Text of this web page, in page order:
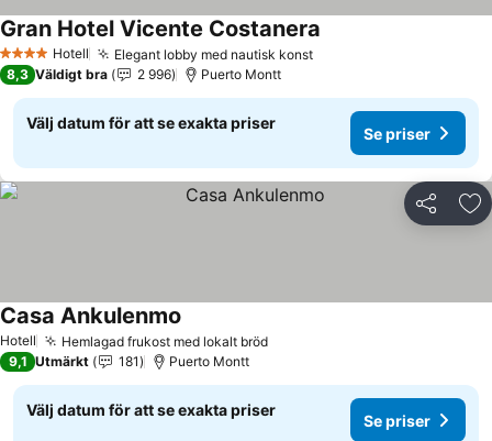
4 StjärnorHotell Elegant lobby med nautisk konst
Gran Hotel Vicente Costanera
8,3 Väldigt bra 2 996 Puerto Montt
Välj datum för att se exakta priser
Se priser
Dela
Hotell Hemlagad frukost med lokalt bröd
Casa Ankulenmo
9,1 Utmärkt 181 Puerto Montt
Välj datum för att se exakta priser
Se priser